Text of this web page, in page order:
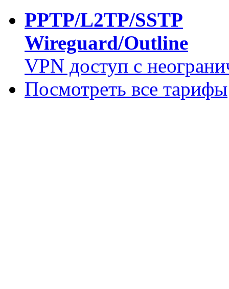
PPTP/L2TP/SSTP
Wireguard/Outline
VPN доступ с
Посмотреть все тарифы